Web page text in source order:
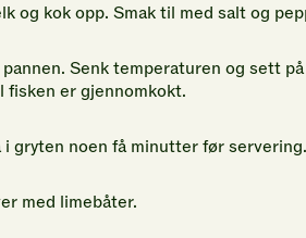
og kok opp. Smak til med salt og
Senk temperaturen og sett
er gjennomkokt.
gryten noen få minutter før servering.
med limebåter.